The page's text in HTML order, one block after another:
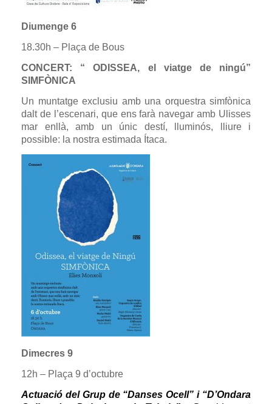
Diumenge 6
18.30h – Plaça de Bous
CONCERT: “ ODISSEA, el viatge de ningú”
SIMFÒNICA
Un muntatge exclusiu amb una orquestra simfònica
dalt de l’escenari, que ens farà navegar amb Ulisses
mar enllà, amb un únic destí, lluminós, lliure i
possible: la nostra estimada Ítaca.
Dimecres 9
12h – Plaça 9 d’octubre
Actuació del Grup de “Danses Ocell” i “D’Ondara